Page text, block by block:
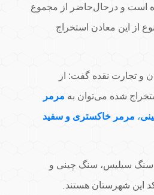
است و درحال‌حاضر از مجموع
نوع از این معادن استخراج
و تجارت نقده گفت: از
شده می‌توان به مرمر
، مرمر خاکستری و سفید
سنگ سیلیس، سنگ چینی و
این شهرستان هستند.